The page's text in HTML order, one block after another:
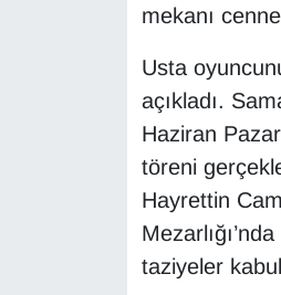
mekanı
Usta
açıkladı.
Haziran
töreni
Hayrettin
taziyeler
VAN'DA SPOR